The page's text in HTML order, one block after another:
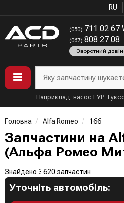
RU
(050) 711 02 67
(067) 808 27 08
Зворотний
Яку запчастину
Наприклад: насос ГУР
Головна Alfa Romeo 166
Запчастини на
(Альфа Ромео
Знайдено 3 620 запчастин
Уточніть автомобіль: